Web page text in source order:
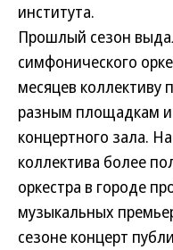
института.
Прошлый сезон
симфонического
месяцев коллективу
разным площадкам
концертного зала.
коллектива более
оркестра в городе
музыкальных
сезоне концерт